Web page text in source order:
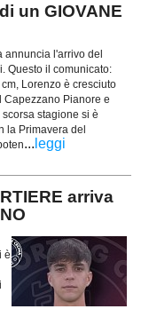
un GIOVANE
annuncia l'arrivo del
Questo il comunicato:
Lorenzo è cresciuto
Pianore e
stagione si è
la Primavera del
... leggi
arriva
è